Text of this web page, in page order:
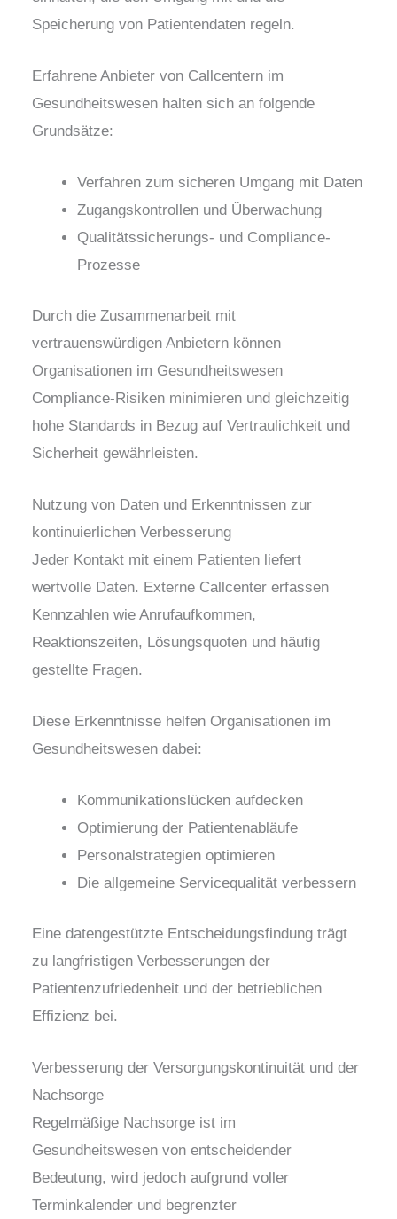
Speicherung von Patientendaten regeln.
Erfahrene Anbieter von Callcentern im
Gesundheitswesen halten sich an folgende
Grundsätze:
Verfahren zum sicheren Umgang mit Daten
Zugangskontrollen und Überwachung
Qualitätssicherungs- und Compliance-
Prozesse
Durch die Zusammenarbeit mit
vertrauenswürdigen Anbietern können
Organisationen im Gesundheitswesen
Compliance-Risiken minimieren und gleichzeitig
hohe Standards in Bezug auf Vertraulichkeit und
Sicherheit gewährleisten.
Nutzung von Daten und Erkenntnissen zur
kontinuierlichen Verbesserung
Jeder Kontakt mit einem Patienten liefert
wertvolle Daten. Externe Callcenter erfassen
Kennzahlen wie Anrufaufkommen,
Reaktionszeiten, Lösungsquoten und häufig
gestellte Fragen.
Diese Erkenntnisse helfen Organisationen im
Gesundheitswesen dabei:
Kommunikationslücken aufdecken
Optimierung der Patientenabläufe
Personalstrategien optimieren
Die allgemeine Servicequalität verbessern
Eine datengestützte Entscheidungsfindung trägt
zu langfristigen Verbesserungen der
Patientenzufriedenheit und der betrieblichen
Effizienz bei.
Verbesserung der Versorgungskontinuität und der
Nachsorge
Regelmäßige Nachsorge ist im
Gesundheitswesen von entscheidender
Bedeutung, wird jedoch aufgrund voller
Terminkalender und begrenzter